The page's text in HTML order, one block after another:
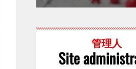
管理人
Site